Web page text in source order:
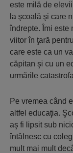
este milă de
la şcoală şi care
îndrepte. Îmi este
viitor în ţară
care este ca un
căpitan şi cu un
urmările
Pe vremea când
altfel educaţia.
aş fi lipsit sub
întâlnesc cu
mult mai mult